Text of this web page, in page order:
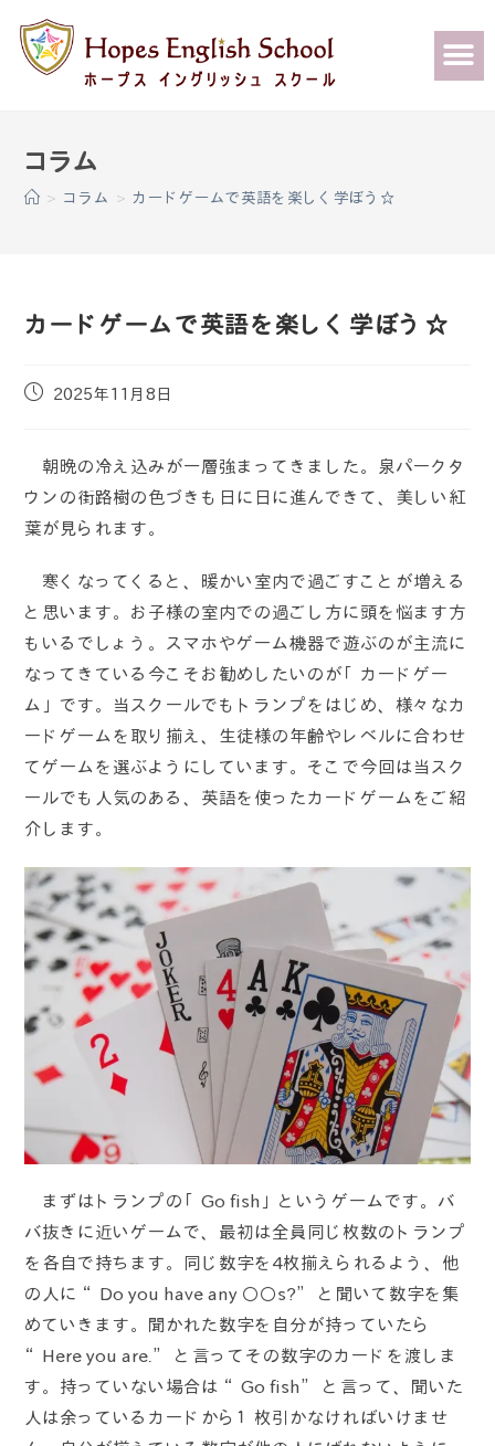
> コラム > カードゲームで英語を楽しく学ぼう☆
カードゲームで英語を楽しく学ぼう☆
2025年11月8日
朝晩の冷え込みが一層強まってきました。泉パークタ
ウンの街路樹の色づきも日に日に進んできて、美しい紅
葉が見られます。
寒くなってくると、暖かい室内で過ごすことが増える
と思います。お子様の室内での過ごし方に頭を悩ます方
もいるでしょう。スマホやゲーム機器で遊ぶのが主流に
なってきている今こそお勧めしたいのが「カードゲー
ム」です。当スクールでもトランプをはじめ、様々なカ
ードゲームを取り揃え、生徒様の年齢やレベルに合わせ
てゲームを選ぶようにしています。そこで今回は当スク
ールでも人気のある、英語を使ったカードゲームをご紹
介します。
まずはトランプの「Go fish」というゲームです。バ
バ抜きに近いゲームで、最初は全員同じ枚数のトランプ
を各自で持ちます。同じ数字を4枚揃えられるよう、他
の人に “Do you have any ○○s?” と聞いて数字を集
めていきます。聞かれた数字を自分が持っていたら
“Here you are.” と言ってその数字のカードを渡しま
す。持っていない場合は “Go fish” と言って、聞いた
人は余っているカードから１枚引かなければいけませ